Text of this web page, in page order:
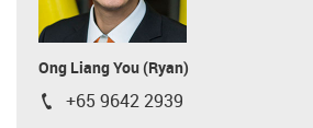
Ong Liang You (Ryan)
igus-icon-phone
+65 9642 2939